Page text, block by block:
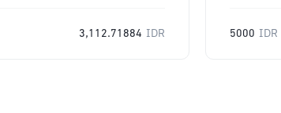
3,112.71884 IDR 5000 IDR